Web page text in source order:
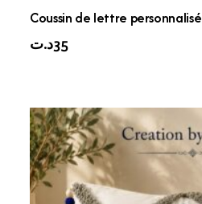
Coussin de lettre personnalisé
35د.ت